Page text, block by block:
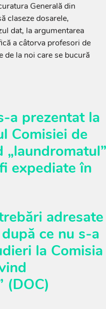
Generală din
claseze dosarele,
dat, la argumentarea
a câtorva profesori de
de la noi care se bucură
a prezentat la
Comisiei de
expediate în
adresate
ce nu s-a
la Comisia
(DOC)